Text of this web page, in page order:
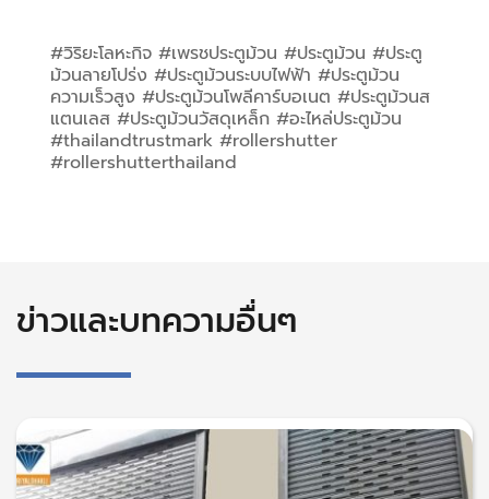
#วิริยะโลหะกิจ #เพรชประตูม้วน #ประตูม้วน #ประตู
ม้วนลายโปร่ง #ประตูม้วนระบบไฟฟ้า #ประตูม้วน
ความเร็วสูง #ประตูม้วนโพลีคาร์บอเนต #ประตูม้วนส
แตนเลส #ประตูม้วนวัสดุเหล็ก #อะไหล่ประตูม้วน
#thailandtrustmark #rollershutter
#rollershutterthailand
ข่าวและบทความอื่นๆ